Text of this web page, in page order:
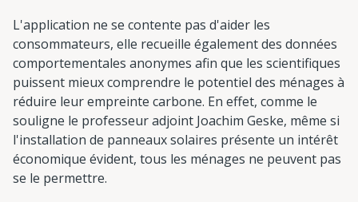
L'application ne se contente pas d'aider les
consommateurs, elle recueille également des données
comportementales anonymes afin que les scientifiques
puissent mieux comprendre le potentiel des ménages à
réduire leur empreinte carbone. En effet, comme le
souligne le professeur adjoint Joachim Geske, même si
l'installation de panneaux solaires présente un intérêt
économique évident, tous les ménages ne peuvent pas
se le permettre.